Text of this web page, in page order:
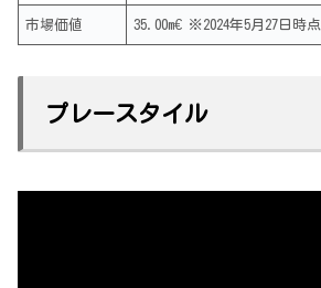
市場価値 35.00m€ ※2024年5月27日時点
プレースタイル